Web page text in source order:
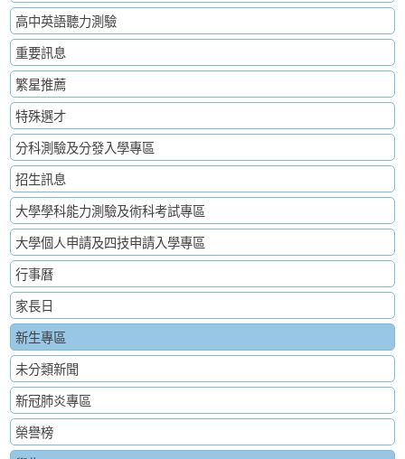
高中英語聽力測驗
重要訊息
繁星推薦
特殊選才
分科測驗及分發入學專區
招生訊息
大學學科能力測驗及術科考試專區
大學個人申請及四技申請入學專區
行事曆
家長日
新生專區
未分類新聞
新冠肺炎專區
榮譽榜